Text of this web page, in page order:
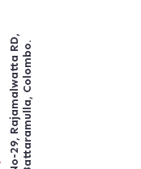
No-29, Rajamalwatta RD,Battaramulla, Colombo.